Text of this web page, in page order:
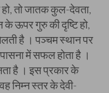
तो जातक कुल-देवता,
ऊपर गुरु की दृष्टि हो,
है । पञ्चम स्थान पर
में सफल होता है ।
है । इस प्रकार के
निम्न स्तर के देवी-